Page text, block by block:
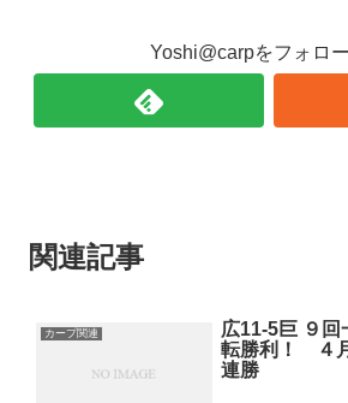
Yoshi@carpをフォロ
関連記事
カープ関連
広11-5巨 ９回
転勝利！ ４
連勝